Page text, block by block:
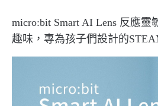
micro:bit Smart AI Lens 反應靈
趣味，專為孩子們設計的